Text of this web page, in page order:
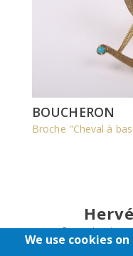
BOUCHERON
Broche "Cheval à
Commissaire -
Expert - Conseil en
We use cookies